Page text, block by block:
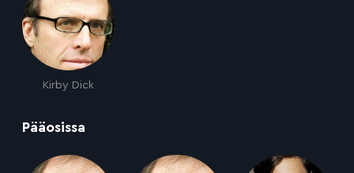
Kirby Dick
Pääosissa